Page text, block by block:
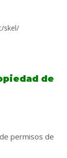
skel/
de
permisos de